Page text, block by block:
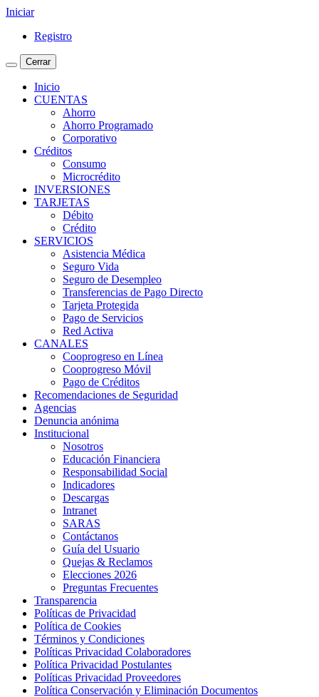
Iniciar
Registro
Cerrar
Inicio
CUENTAS
Ahorro
Ahorro Programado
Corporativo
Créditos
Consumo
Microcrédito
INVERSIONES
TARJETAS
Débito
Crédito
SERVICIOS
Asistencia Médica
Seguro Vida
Seguro de Desempleo
Transferencias de Pago Directo
Tarjeta Protegida
Pago de Servicios
Red Activa
CANALES
Cooprogreso en Línea
Cooprogreso Móvil
Pago de Créditos
Recomendaciones de Seguridad
Agencias
Denuncia anónima
Institucional
Nosotros
Educación Financiera
Responsabilidad Social
Indicadores
Descargas
Intranet
SARAS
Contáctanos
Guía del Usuario
Quejas & Reclamos
Elecciones 2026
Preguntas Frecuentes
Transparencia
Políticas de Privacidad
Política de Cookies
Términos y Condiciones
Políticas Privacidad Colaboradores
Política Privacidad Postulantes
Políticas Privacidad Proveedores
Política Conservación y Eliminación Documentos